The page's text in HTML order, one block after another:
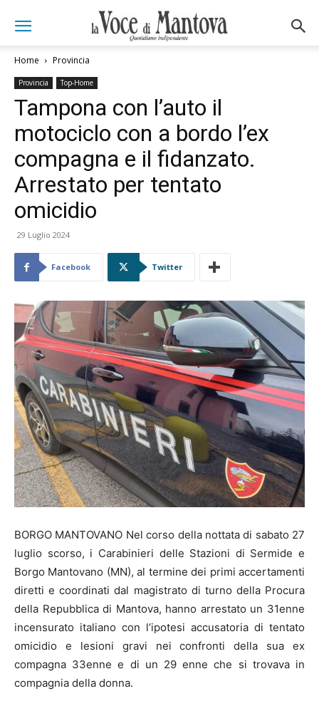
Home Provincia
Provincia Top-Home
Tampona con l’auto il
motociclo con a bordo l’ex
compagna e il fidanzato.
Arrestato per tentato
omicidio
29 Luglio 2024
Facebook Twitter
BORGO MANTOVANO Nel corso della nottata di sabato 27
luglio scorso, i Carabinieri delle Stazioni di Sermide e
Borgo Mantovano (MN), al termine dei primi accertamenti
diretti e coordinati dal magistrato di turno della Procura
della Repubblica di Mantova, hanno arrestato un 31enne
incensurato italiano con l’ipotesi accusatoria di tentato
omicidio e lesioni gravi nei confronti della sua ex
compagna 33enne e di un 29 enne che si trovava in
compagnia della donna.